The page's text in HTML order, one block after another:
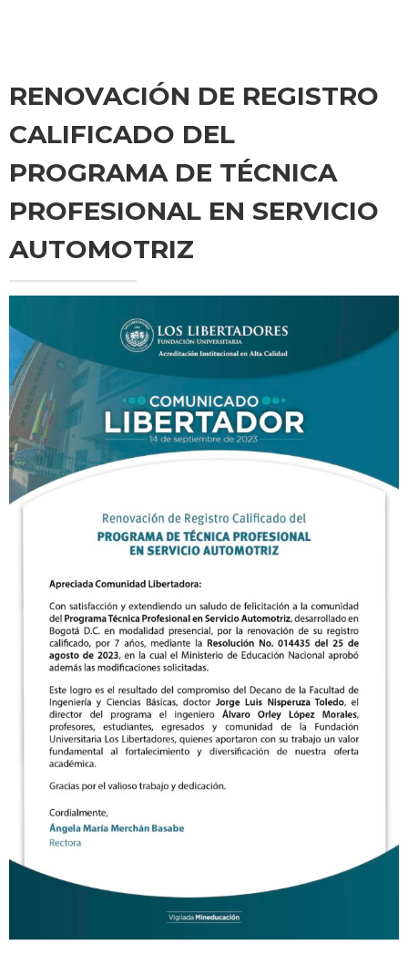
RENOVACIÓN DE REGISTRO
CALIFICADO DEL
PROGRAMA DE TÉCNICA
PROFESIONAL EN SERVICIO
AUTOMOTRIZ